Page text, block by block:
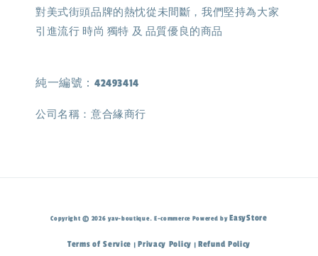
對美式街頭品牌的熱忱從未間斷，我們堅持為大家
引進流行 時尚 獨特 及 品質優良的商品
純一編號：42493414
公司名稱：意合緣商行
Copyright © 2026 yav-boutique. E-commerce Powered by EasyStore
Terms of Service | Privacy Policy | Refund Policy